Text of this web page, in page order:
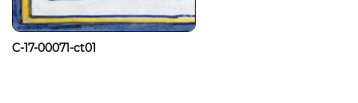
C-17-00071-ct01